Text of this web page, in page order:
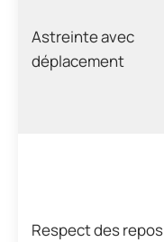
Astreinte avec
déplacement
Respect des repos